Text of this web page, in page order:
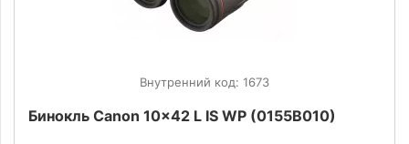
Внутренний код: 1673
Бинокль Canon 10x42 L IS WP (0155B010)